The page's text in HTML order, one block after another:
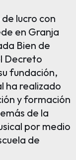
lucro con
en Granja
Bien de
Decreto
fundación,
ha realizado
y formación
de la
por medio
de